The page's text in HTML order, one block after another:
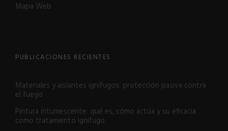
Mapa Web
PUBLICACIONES RECIENTES
Materiales y aislantes ignífugos: protección pasiva contra
el fuego
Pintura intumescente: qué es, cómo actúa y su eficacia
como tratamiento ignífugo